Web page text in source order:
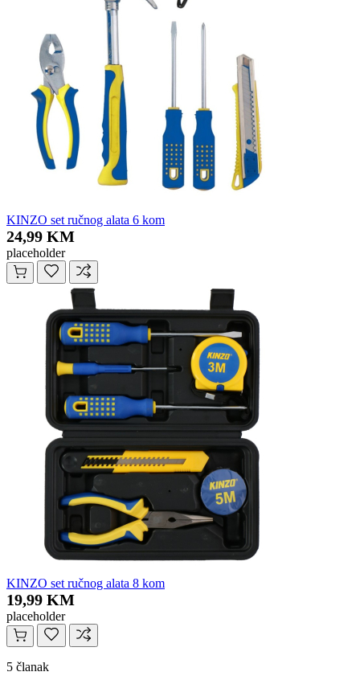
KINZO set ručnog alata 6 kom
24,99 KM
placeholder
KINZO set ručnog alata 8 kom
19,99 KM
placeholder
5 članak